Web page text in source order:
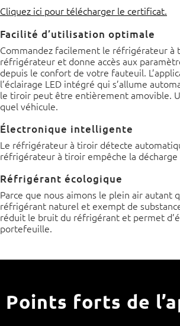
Cliquez ici pour télécharger le certificat.
Facilité d’utilisation optimale
Commandez facilement le réfrigérateur à
réfrigérateur et donne accès aux
depuis le confort de votre fauteuil.
l’éclairage LED intégré qui s’allume
le tiroir peut être entièrement amovible.
quel véhicule.
Électronique intelligente
Le réfrigérateur à tiroir détecte
réfrigérateur à tiroir empêche la
Réfrigérant écologique
Parce que nous aimons le plein air autant
réfrigérant naturel et exempt de
réduit le bruit du réfrigérant et permet
portefeuille.
Points forts de